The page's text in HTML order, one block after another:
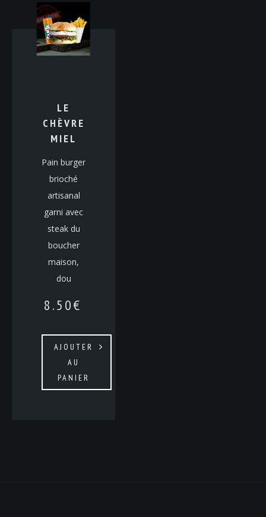
LE
CHÈVRE
MIEL
Pain burger
brioché
artisanal
garni avec
steak du
boucher
maison,
dou
8.50€
AJOUTER
AU
PANIER